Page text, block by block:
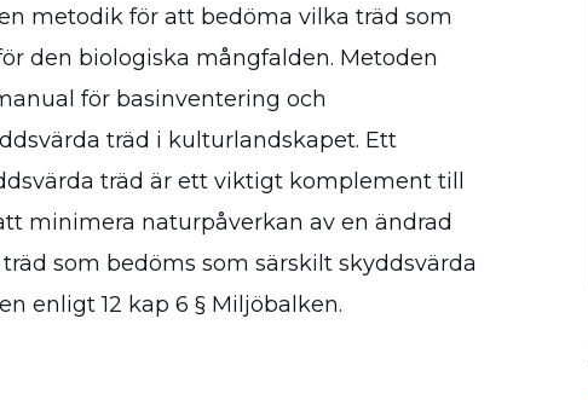
metodik för att bedöma vilka träd som
den biologiska mångfalden. Metoden
för basinventering och
träd i kulturlandskapet. Ett
träd är ett viktigt komplement till
minimera naturpåverkan av en ändrad
som bedöms som särskilt skyddsvärda
enligt 12 kap 6 § Miljöbalken.